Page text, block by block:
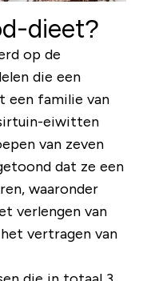
dieet?
op de
die een
een familie van
eiwitten
van zeven
dat ze een
waaronder
verlengen van
vertragen van